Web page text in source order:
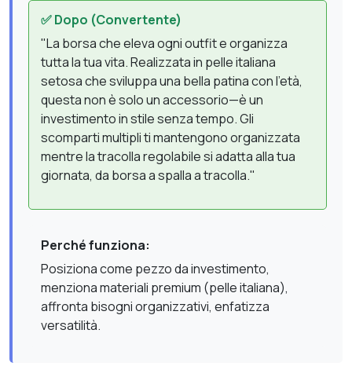
✅ Dopo (Convertente)
"La borsa che eleva ogni outfit e organizza
tutta la tua vita. Realizzata in pelle italiana
setosa che sviluppa una bella patina con l'età,
questa non è solo un accessorio—è un
investimento in stile senza tempo. Gli
scomparti multipli ti mantengono organizzata
mentre la tracolla regolabile si adatta alla tua
giornata, da borsa a spalla a tracolla."
Perché funziona:
Posiziona come pezzo da investimento,
menziona materiali premium (pelle italiana),
affronta bisogni organizzativi, enfatizza
versatilità.